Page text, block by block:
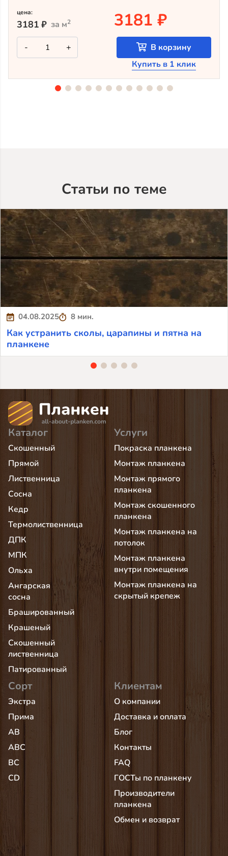
цена:
3181 ₽ за м2 3181 ₽
-
Количество
товара
Крашеный
лиственницы
+
В корзину
Купить в 1 клик
Статьи по теме
04.08.2025 8 мин.
Как устранить сколы, царапины и пятна на
планкене
Каталог
Скошенный
Прямой
Лиственница
Сосна
Кедр
Термолиственница
ДПК
МПК
Ольха
Ангарская
сосна
Брашированный
Крашеный
Скошенный
лиственница
Патированный
Услуги
Покраска планкена
Монтаж планкена
Монтаж прямого
планкена
Монтаж скошенного
планкена
Монтаж планкена на
потолок
Монтаж планкена
внутри помещения
Монтаж планкена на
скрытый крепеж
Сорт
Экстра
Прима
AB
АВС
BC
CD
Клиентам
О компании
Доставка и оплата
Блог
Контакты
FAQ
ГОСТы по планкену
Производители
планкена
Обмен и возврат